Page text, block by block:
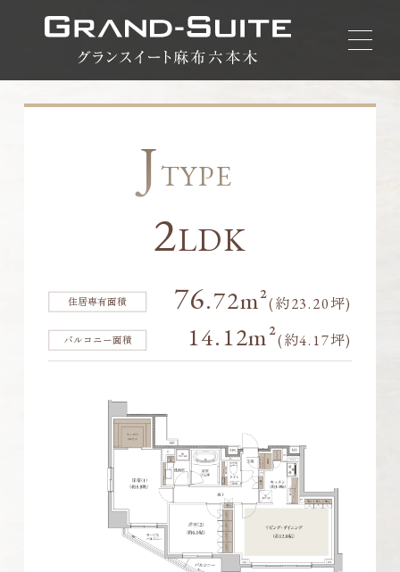
グ
JTYPE
2LDK
76.72m²(約23.20坪)
14.12m²(約4.17坪)